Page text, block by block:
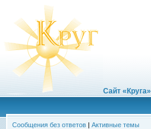
Сайт «Круга»
Сообщения без ответов | Активные темы